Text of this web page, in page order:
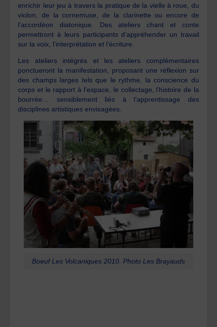
enrichir leur jeu à travers la pratique de la vielle à roue, du
violon, de la cornemuse, de la clarinette ou encore de
l’accordéon diatonique. Des ateliers chant et conte
permettront à leurs participants d’appréhender un travail
sur la voix, l’interprétation et l’écriture.
Les ateliers intégrés et les ateliers complémentaires
ponctueront la manifestation, proposant une réflexion sur
des champs larges tels que le rythme, la conscience du
corps et le rapport à l’espace, le collectage, l’histoire de la
bourrée… sensiblement liés à l’apprentissage des
disciplines artistiques envisagées.
Boeuf Les Volcaniques 2010. Photo Les Brayauds